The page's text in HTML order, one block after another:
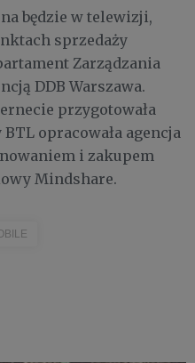
będzie w telewizji,
sprzedaży
Zarządzania
DDB Warszawa.
przygotowała
BTL opracowała agencja
i zakupem
Mindshare.